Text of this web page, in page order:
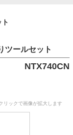
ツールセット
NTX740CN
リックで画像が拡大します